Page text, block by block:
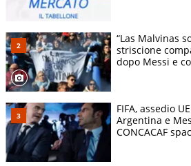
“Las Malvinas
striscione
dopo Messi e
FIFA, assedio
Argentina e
CONCACAF